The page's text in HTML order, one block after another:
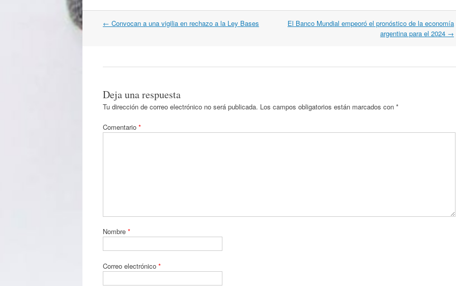
Navegación
← Convocan a una vigilia en rechazo a la Ley Bases
El Banco Mundial empeoró el pronóstico de la economía
argentina para el 2024 →
Deja una respuesta
Tu dirección de correo electrónico no será publicada. Los campos obligatorios están marcados con *
Comentario *
Nombre *
Correo electrónico *